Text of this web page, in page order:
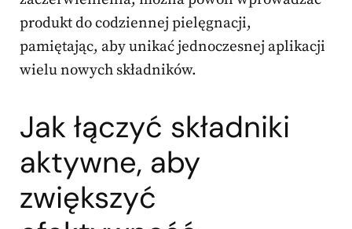
produkt do codziennej pielęgnacji,
pamiętając, aby unikać jednoczesnej aplikacji
wielu nowych składników.
Jak łączyć składniki
aktywne, aby
zwiększyć